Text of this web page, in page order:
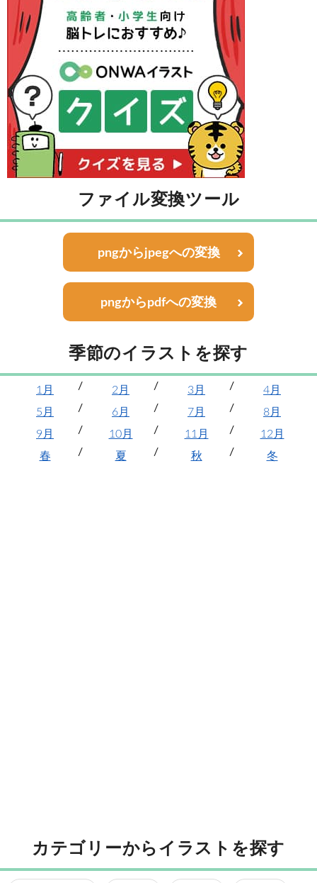
ファイル変換ツール
pngからjpegへの変換
pngからpdfへの変換
季節のイラストを探す
1月 2月 3月
4月
5月
6月 7月
8月
9月
10月 11月
12月
春
夏 秋 冬
カテゴリーからイラストを探す